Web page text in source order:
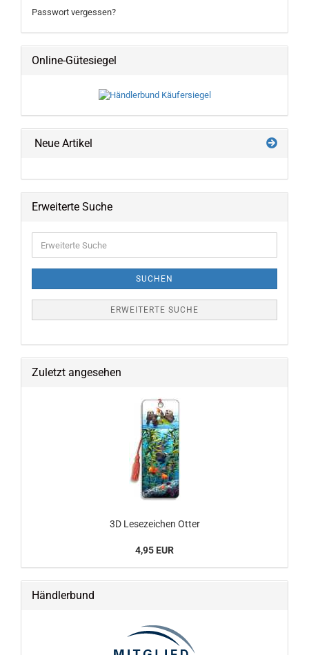
Passwort vergessen?
Online-Gütesiegel
Neue Artikel
Erweiterte Suche
Suche
SUCHEN
ERWEITERTE SUCHE
Zuletzt angesehen
3D Lesezeichen Otter
4,95 EUR
Händlerbund